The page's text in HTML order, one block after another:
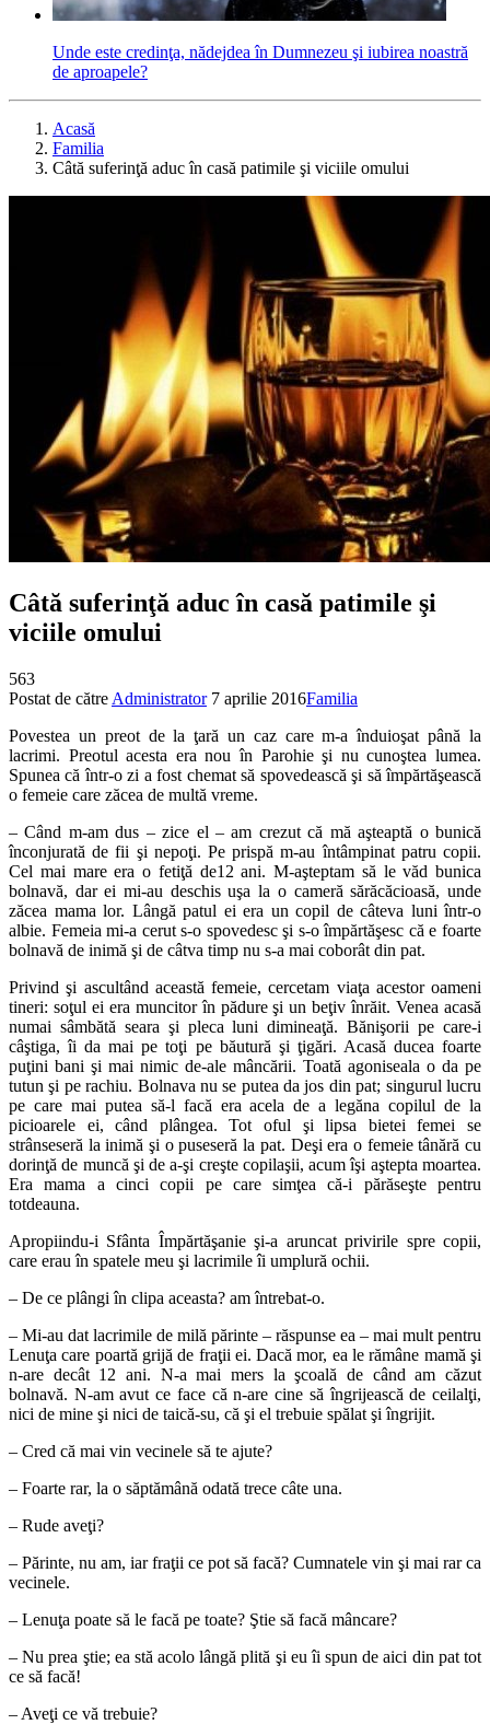
Unde este credinţa, nădejdea în Dumnezeu şi iubirea noastră
de aproapele?
Acasă
Familia
Câtă suferinţă aduc în casă patimile şi viciile omului
Câtă suferinţă aduc în casă patimile şi
viciile omului
563
Postat de către Administrator 7 aprilie 2016Familia
Povestea un preot de la ţară un caz care m-a înduioşat până la
lacrimi. Preotul acesta era nou în Parohie şi nu cunoştea lumea.
Spunea că într-o zi a fost chemat să spovedească şi să împărtăşească
o femeie care zăcea de multă vreme.
– Când m-am dus – zice el – am crezut că mă aşteaptă o bunică
înconjurată de fii şi nepoţi. Pe prispă m-au întâmpinat patru copii.
Cel mai mare era o fetiţă de12 ani. M-aşteptam să le văd bunica
bolnavă, dar ei mi-au deschis uşa la o cameră sărăcăcioasă, unde
zăcea mama lor. Lângă patul ei era un copil de câteva luni într-o
albie. Femeia mi-a cerut s-o spovedesc şi s-o împărtăşesc că e foarte
bolnavă de inimă şi de câtva timp nu s-a mai coborât din pat.
Privind şi ascultând această femeie, cercetam viaţa acestor oameni
tineri: soţul ei era muncitor în pădure şi un beţiv înrăit. Venea acasă
numai sâmbătă seara şi pleca luni dimineaţă. Bănişorii pe care-i
câştiga, îi da mai pe toţi pe băutură şi ţigări. Acasă ducea foarte
puţini bani şi mai nimic de-ale mâncării. Toată agoniseala o da pe
tutun şi pe rachiu. Bolnava nu se putea da jos din pat; singurul lucru
pe care mai putea să-l facă era acela de a legăna copilul de la
picioarele ei, când plângea. Tot oful şi lipsa bietei femei se
strânseseră la inimă şi o puseseră la pat. Deşi era o femeie tânără cu
dorinţă de muncă şi de a-şi creşte copilaşii, acum îşi aştepta moartea.
Era mama a cinci copii pe care simţea că-i părăseşte pentru
totdeauna.
Apropiindu-i Sfânta Împărtăşanie şi-a aruncat privirile spre copii,
care erau în spatele meu şi lacrimile îi umplură ochii.
– De ce plângi în clipa aceasta? am întrebat-o.
– Mi-au dat lacrimile de milă părinte – răspunse ea – mai mult pentru
Lenuţa care poartă grijă de fraţii ei. Dacă mor, ea le rămâne mamă şi
n-are decât 12 ani. N-a mai mers la şcoală de când am căzut
bolnavă. N-am avut ce face că n-are cine să îngrijească de ceilalţi,
nici de mine şi nici de taică-su, că şi el trebuie spălat şi îngrijit.
– Cred că mai vin vecinele să te ajute?
– Foarte rar, la o săptămână odată trece câte una.
– Rude aveţi?
– Părinte, nu am, iar fraţii ce pot să facă? Cumnatele vin şi mai rar ca
vecinele.
– Lenuţa poate să le facă pe toate? Ştie să facă mâncare?
– Nu prea ştie; ea stă acolo lângă plită şi eu îi spun de aici din pat tot
ce să facă!
– Aveţi ce vă trebuie?